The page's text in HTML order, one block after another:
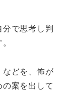
で思考し判
などを、怖が
案を出して